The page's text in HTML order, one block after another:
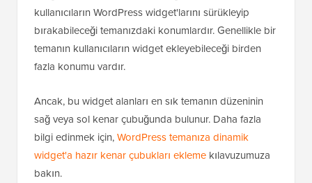
kullanıcıların WordPress widget'larını sürükleyip
bırakabileceği temanızdaki konumlardır. Genellikle bir
temanın kullanıcıların widget ekleyebileceği birden
fazla konumu vardır.
Ancak, bu widget alanları en sık temanın düzeninin
sağ veya sol kenar çubuğunda bulunur. Daha fazla
bilgi edinmek için,WordPress temanıza dinamik
widget'a hazır kenar çubukları ekleme kılavuzumuza
bakın.